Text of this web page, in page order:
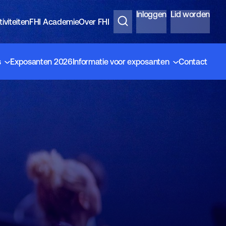
FHI AcademieOver FHI
Inloggen Lid worden
Exposanten 2026Informatie voor exposanten Contact